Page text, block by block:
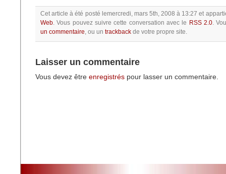
Cet article à été posté lemercredi, mars 5th, 2008 à 13:27et
Web.Vous pouvez suivre cette conversation avec le RSS 2.0.
un commentaire, ou un trackback de votre propre site.
Laisser un commentaire
Vous devez être enregistrés pour lasser un commentaire.